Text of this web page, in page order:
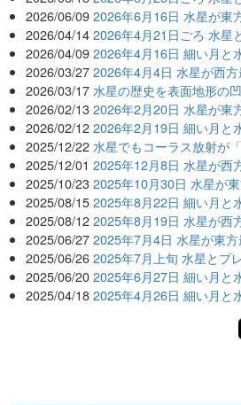
2026/06/09 2026年6月16日 水星が東
2026/04/14 2026年4月21日ごろ 水星
2026/04/09 2026年4月16日 細い月と
2026/03/27 2026年4月4日 水星が西方
2026/03/17 水星の歴史を表面地形の
2026/02/13 2026年2月20日 水星が東
2026/02/12 2026年2月19日 細い月と
2025/12/22 水星でもコーラス放射が
2025/12/01 2025年12月8日 水星が西
2025/10/23 2025年10月30日 水星が
2025/08/15 2025年8月22日 細い月と
2025/08/12 2025年8月19日 水星が西
2025/06/27 2025年7月4日 水星が東方
2025/06/26 2025年7月上旬 水星とプ
2025/06/20 2025年6月27日 細い月と
2025/04/18 2025年4月26日 細い月と